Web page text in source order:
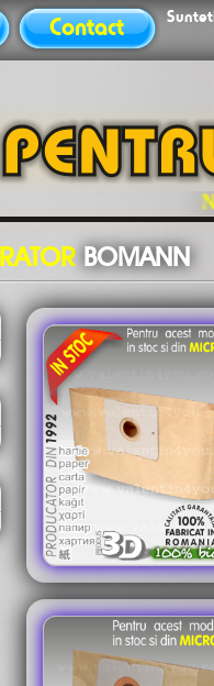
Contact
Nu ati gasit
BOMANN